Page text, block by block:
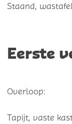
Staand,
Eerste
Overloop:
Tapijt, vaste